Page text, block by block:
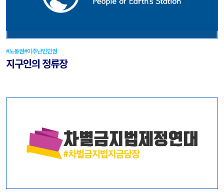
#노동권#이주난민인권
지구인의 정류장